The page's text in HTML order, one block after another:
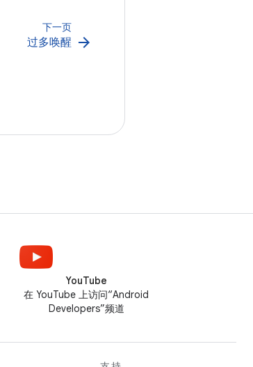
下一页
过多唤醒 arrow_forward
YouTube
在 YouTube 上访问“Android
Developers”频道